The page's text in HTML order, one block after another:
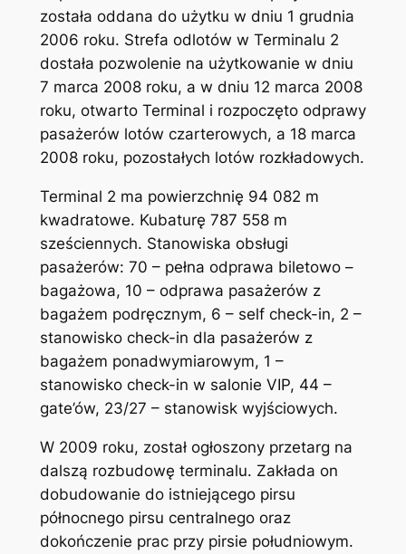
została oddana do użytku w dniu 1 grudnia
2006 roku. Strefa odlotów w Terminalu 2
dostała pozwolenie na użytkowanie w dniu
7 marca 2008 roku, a w dniu 12 marca 2008
roku, otwarto Terminal i rozpoczęto odprawy
pasażerów lotów czarterowych, a 18 marca
2008 roku, pozostałych lotów rozkładowych.
Terminal 2 ma powierzchnię 94 082 m
kwadratowe. Kubaturę 787 558 m
sześciennych. Stanowiska obsługi
pasażerów: 70 – pełna odprawa biletowo –
bagażowa, 10 – odprawa pasażerów z
bagażem podręcznym, 6 – self check-in, 2 –
stanowisko check-in dla pasażerów z
bagażem ponadwymiarowym, 1 –
stanowisko check-in w salonie VIP, 44 –
gate’ów, 23/27 – stanowisk wyjściowych.
W 2009 roku, został ogłoszony przetarg na
dalszą rozbudowę terminalu. Zakłada on
dobudowanie do istniejącego pirsu
północnego pirsu centralnego oraz
dokończenie prac przy pirsie południowym.